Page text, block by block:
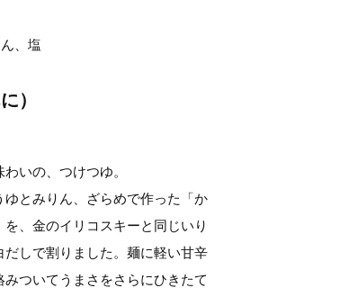
、塩
）
わいの、つけつゆ。
ゆとみりん、ざらめで作った「か
を、金のイリコスキーと同じいり
だしで割りました。麺に軽い甘辛
みついてうまさをさらにひきたて